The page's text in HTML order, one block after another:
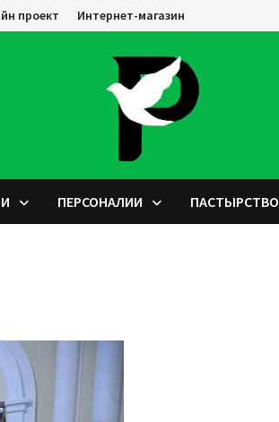
проект Интернет-магазин
ПЕРСОНАЛИИ ПАСТЫРСТВО